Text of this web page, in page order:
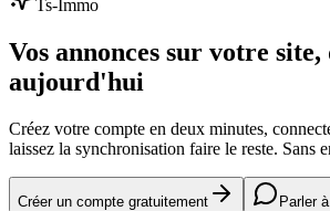
Ts-Immo
Vos annonces sur votre site,
aujourd'hui
Créez votre compte en deux minutes,
laissez la synchronisation faire le reste. Sans
Créer un compte gratuitement Parler